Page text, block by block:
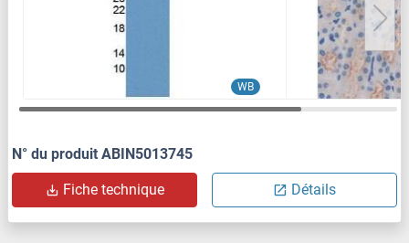
WB
N° du produit ABIN5013745
Fiche technique Détails